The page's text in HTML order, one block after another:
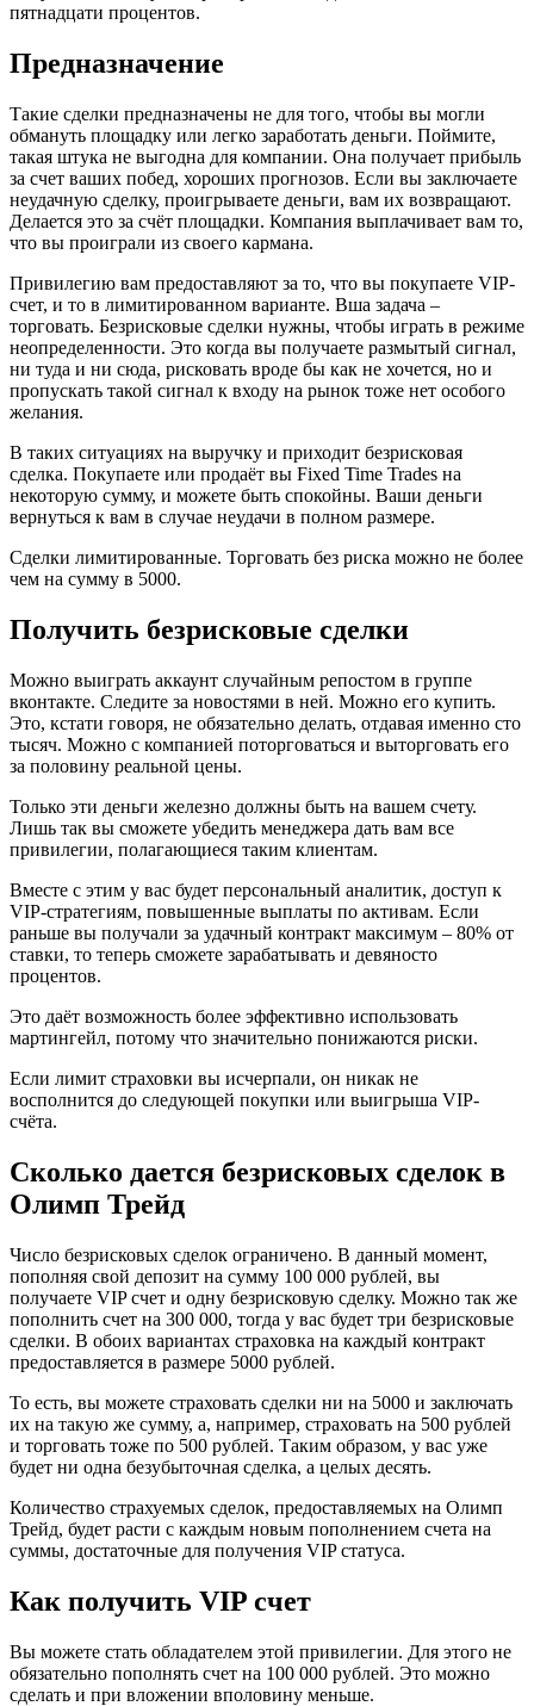
пятнадцати процентов.
Предназначение
Такие сделки предназначены не для того, чтобы вы могли
обмануть площадку или легко заработать деньги. Поймите,
такая штука не выгодна для компании. Она получает прибыль
за счет ваших побед, хороших прогнозов. Если вы заключаете
неудачную сделку, проигрываете деньги, вам их возвращают.
Делается это за счёт площадки. Компания выплачивает вам то,
что вы проиграли из своего кармана.
Привилегию вам предоставляют за то, что вы покупаете VIP-
счет, и то в лимитированном варианте. Вша задача –
торговать. Безрисковые сделки нужны, чтобы играть в режиме
неопределенности. Это когда вы получаете размытый сигнал,
ни туда и ни сюда, рисковать вроде бы как не хочется, но и
пропускать такой сигнал к входу на рынок тоже нет особого
желания.
В таких ситуациях на выручку и приходит безрисковая
сделка. Покупаете или продаёт вы Fixed Time Trades на
некоторую сумму, и можете быть спокойны. Ваши деньги
вернуться к вам в случае неудачи в полном размере.
Сделки лимитированные. Торговать без риска можно не более
чем на сумму в 5000.
Получить безрисковые сделки
Можно выиграть аккаунт случайным репостом в группе
вконтакте. Следите за новостями в ней. Можно его купить.
Это, кстати говоря, не обязательно делать, отдавая именно сто
тысяч. Можно с компанией поторговаться и выторговать его
за половину реальной цены.
Только эти деньги железно должны быть на вашем счету.
Лишь так вы сможете убедить менеджера дать вам все
привилегии, полагающиеся таким клиентам.
Вместе с этим у вас будет персональный аналитик, доступ к
VIP-стратегиям, повышенные выплаты по активам. Если
раньше вы получали за удачный контракт максимум – 80% от
ставки, то теперь сможете зарабатывать и девяносто
процентов.
Это даёт возможность более эффективно использовать
мартингейл, потому что значительно понижаются риски.
Если лимит страховки вы исчерпали, он никак не
восполнится до следующей покупки или выигрыша VIP-
счёта.
Сколько дается безрисковых сделок в
Олимп Трейд
Число безрисковых сделок ограничено. В данный момент,
пополняя свой депозит на сумму 100 000 рублей, вы
получаете VIP счет и одну безрисковую сделку. Можно так же
пополнить счет на 300 000, тогда у вас будет три безрисковые
сделки. В обоих вариантах страховка на каждый контракт
предоставляется в размере 5000 рублей.
То есть, вы можете страховать сделки ни на 5000 и заключать
их на такую же сумму, а, например, страховать на 500 рублей
и торговать тоже по 500 рублей. Таким образом, у вас уже
будет ни одна безубыточная сделка, а целых десять.
Количество страхуемых сделок, предоставляемых на Олимп
Трейд, будет расти с каждым новым пополнением счета на
суммы, достаточные для получения VIP статуса.
Как получить VIP счет
Вы можете стать обладателем этой привилегии. Для этого не
обязательно пополнять счет на 100 000 рублей. Это можно
сделать и при вложении вполовину меньше.